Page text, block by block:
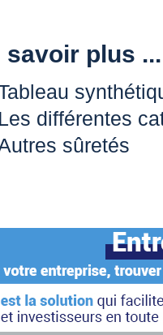
savoir plus ...
Les différentes
sûretés